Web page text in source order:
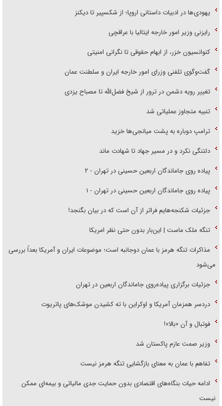
یهودی‌ها در ادبیات داستانی اروپا؛ از شکسپیر تا دیکنز
رایزنی وزیر امور خارجه ایتالیا با عراقچی
کنوانسیون خزر، از ابهام حقوقی تا نگرانی امنیتی
گفت‌وگوی تلفنی وزرای امور خارجه ایران و سلطنت عمان
تغییر رویه دشمن در ترور از شیخ فضل‌الله تا مصباح یزدی
تنبیه متجاوز عملیاتی شد
ترامپ دوباره به پشت میانجی‌ها خزید
دلتنگی نکرد و در مسیر جهاد تا شهادت ماند
پیاده روی جاماندگان اربعین حسینی در تهران - ۲
پیاده روی جاماندگان اربعین حسینی در تهران - ۱
جزئیات شکنجه‌هایم فراتر از آن است که در بیان بگنجد!
تنگه ملک ماست | این‌بار بدون حتی نظر امریکا
مذاکرات تنگه هرمز با عمان دوجانبه است؛ موضوعات ایران و آمریکا بعداً بررسی
می‌شود
جزئیات برگزاری پیاده‌روی جاماندگان اربعین در تهران
دردسر همزمان آمریکا و اوکراین با ته کشیدن موشک‌های پاتریوت
فوتبال و آن «بالا»!
وزیر صمت عازم پاکستان شد
تفاهم با عمان به معنای بازگشایی تنگه هرمز نیست
ادامه حیات بنگاه‌های اقتصادی بدون حمایت جدی مالیاتی و بیمه‌ای ممکن
نیست